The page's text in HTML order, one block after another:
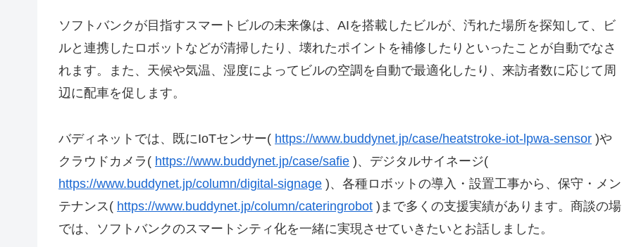
ソフトバンクが目指すスマートビルの未来像は、AIを搭載したビルが、汚れた場所を探知して、ビ
ルと連携したロボットなどが清掃したり、壊れたポイントを補修したりといったことが自動でなさ
れます。また、天候や気温、湿度によってビルの空調を自動で最適化したり、来訪者数に応じて周
辺に配車を促します。
バディネットでは、既にIoTセンサー( https://www.buddynet.jp/case/heatstroke-iot-lpwa-sensor )や
クラウドカメラ( https://www.buddynet.jp/case/safie )、デジタルサイネージ(
https://www.buddynet.jp/column/digital-signage )、各種ロボットの導入・設置工事から、保守・メン
テナンス( https://www.buddynet.jp/column/cateringrobot )まで多くの支援実績があります。商談の場
では、ソフトバンクのスマートシティ化を一緒に実現させていきたいとお話しました。